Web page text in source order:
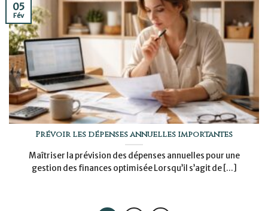
Prévoir les dépenses annuelles importantes
Maîtriser la prévision des dépenses annuelles pour une
gestion des finances optimisée Lorsqu’il s’agit de [...]
05
Fév